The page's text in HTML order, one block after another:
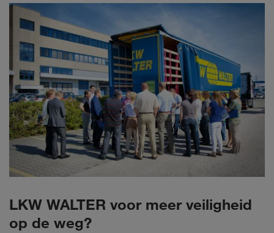
LKW WALTER voor meer veiligheid
op de weg?